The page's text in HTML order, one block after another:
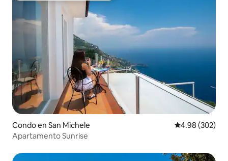
Condo en San Michele Calificación
4.98 (302)
Apartamento Sunrise